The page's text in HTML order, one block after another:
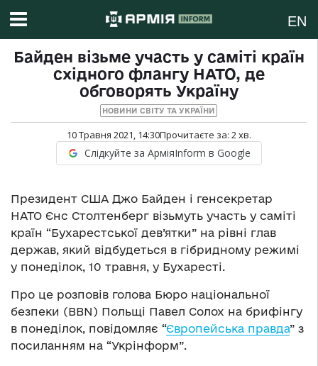
EN
Байден візьме участь у саміті країн
східного флангу НАТО, де
обговорять Україну
НОВИНИ СВІТУ ТА УКРАЇНИ
10 Травня 2021, 14:30Прочитаєте за: 2хв.
Слідкуйте за АрміяInform в Google
Президент США Джо Байден і генсекретар
НАТО Єнс Столтенберг візьмуть участь у саміті
країн “Бухарестської дев’ятки” на рівні глав
держав, який відбудеться в гібридному режимі
у понеділок, 10 травня, у Бухаресті.
Про це розповів голова Бюро національної
безпеки (BBN) Польщі Павел Солох на брифінгу
в понеділок, повідомляє “Європейська правда” з
посиланням на “Укрінформ”.